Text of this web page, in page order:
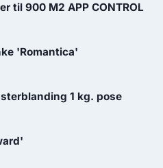
til 900 M2 APP CONTROL
'Romantica'
1 kg. pose